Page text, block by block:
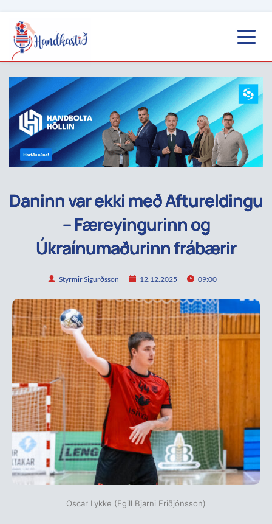
Daninn var ekki með Aftureldingu
– Færeyingurinn og
Úkraínumaðurinn frábærir
Styrmir Sigurðsson 12.12.2025 09:00
Oscar Lykke (Egill Bjarni Friðjónsson)